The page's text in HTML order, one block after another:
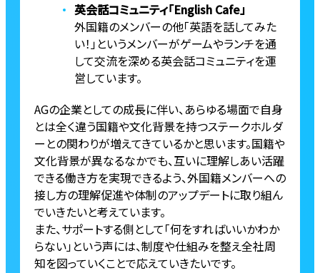
英会話コミュニティ「English Cafe」
外国籍のメンバーの他「英語を話してみた
い！」というメンバーがゲームやランチを通
して交流を深める英会話コミュニティを運
営しています。
AGの企業としての成長に伴い、あらゆる場面で自身
とは全く違う国籍や文化背景を持つステークホルダ
ーとの関わりが増えてきているかと思います。国籍や
文化背景が異なるなかでも、互いに理解しあい活躍
できる働き方を実現できるよう、外国籍メンバーへの
接し方の理解促進や体制のアップデートに取り組ん
でいきたいと考えています。
また、サポートする側として「何をすればいいかわか
らない」という声には、制度や仕組みを整え全社周
知を図っていくことで応えていきたいです。